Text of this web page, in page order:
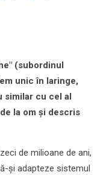
(subordinul
unic în laringe,
cu cel al
la om şi descris
de milioane de ani,
şi adapteze sistemul